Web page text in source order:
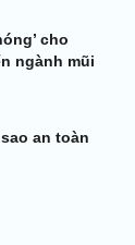
cho
ngành mũi
an toàn